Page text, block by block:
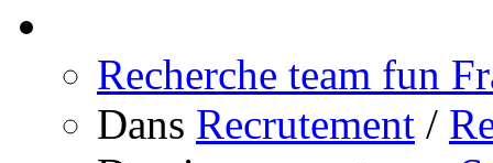
Recherche team fun
Dans Recrutement /